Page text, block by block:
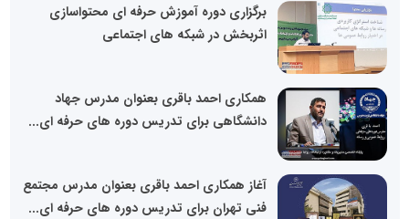
برگزاری دوره آموزش حرفه ای محتواسازی
اثربخش در شبکه های اجتماعی
همکاری احمد باقری بعنوان مدرس جهاد
دانشگاهی برای تدریس دوره های حرفه ای...
آغاز همکاری احمد باقری بعنوان مدرس مجتمع
فنی تهران برای تدریس دوره های حرفه ای...